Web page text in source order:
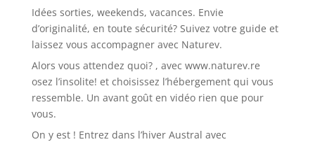
Idées sorties, weekends, vacances. Envie
d’originalité, en toute sécurité? Suivez votre guide et
laissez vous accompagner avec Naturev.
Alors vous attendez quoi? , avec www.naturev.re
osez l’insolite! et choisissez l’hébergement qui vous
ressemble. Un avant goût en vidéo rien que pour
vous.
On y est ! Entrez dans l’hiver Austral avec